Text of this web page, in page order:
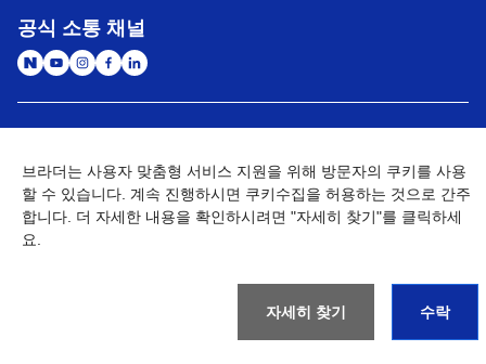
공식 소통 채널
개인정보처리방침 이용약관
사이트맵
개인정보취급방침 (Brother Industries, Ltd.)
Go to Global Site
브라더는 사용자 맞춤형 서비스 지원을 위해 방문자의 쿠키를 사용
할 수 있습니다. 계속 진행하시면 쿠키수집을 허용하는 것으로 간주
합니다. 더 자세한 내용을 확인하시려면 "자세히 찾기"를 클릭하세
요.
자세히 찾기 수락